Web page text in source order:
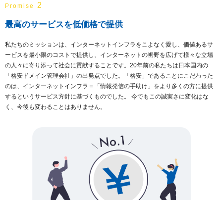
Promise 2
最高のサービスを低価格で提供
私たちのミッションは、インターネットインフラをこよなく愛し、価値あるサ
ービスを最小限のコストで提供し、インターネットの裾野を広げて様々な立場
の人々に寄り添って社会に貢献することです。20年前の私たちは日本国内の
「格安ドメイン管理会社」の出発点でした。「格安」であることにこだわった
のは、インターネットインフラ＝「情報発信の手助け」をより多くの方に提供
するというサービス方針に基づくものでした。 今でもこの誠実さに変化はな
く、今後も変わることはありません。